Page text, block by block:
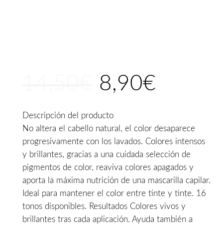
El
precio
era:
14,50€.
8,90€
8,90€.
Descripción del producto
No altera el cabello natural, el color desaparece
progresivamente con los lavados. Colo­res intensos
y brillantes, gracias a una cuidada selección de
pigmentos de color, reaviva colores apagados y
aporta la máxima nutrición de una mascarilla capilar.
Ideal para mantener el color entre tinte y tinte. 16
tonos disponibles. Resultados Colores vivos y
brillantes tras cada aplicación. Ayuda también a